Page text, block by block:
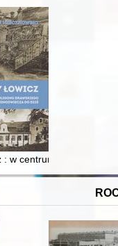
: w centrum poligonu